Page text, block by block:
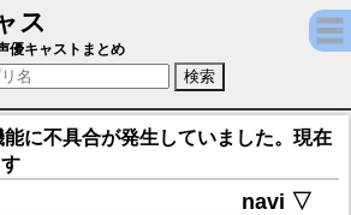
ス
優：前田佳織里)【サンローラン
優キャストまとめ
に不具合が発生していました。現在
navi ▽